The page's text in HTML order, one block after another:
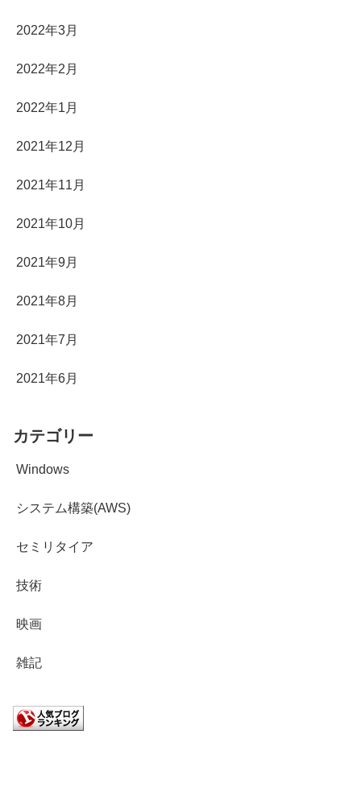
2022年3月
2022年2月
2022年1月
2021年12月
2021年11月
2021年10月
2021年9月
2021年8月
2021年7月
2021年6月
カテゴリー
Windows
システム構築(AWS)
セミリタイア
技術
映画
雑記